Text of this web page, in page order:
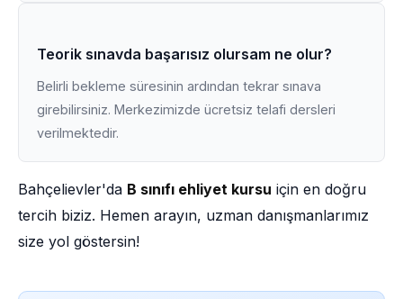
Teorik sınavda başarısız olursam ne olur?
Belirli bekleme süresinin ardından tekrar sınava
girebilirsiniz. Merkezimizde ücretsiz telafi dersleri
verilmektedir.
Bahçelievler'da B sınıfı ehliyet kursu için en doğru
tercih biziz. Hemen arayın, uzman danışmanlarımız
size yol göstersin!